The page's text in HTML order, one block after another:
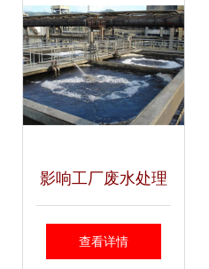
影响工厂废水处理
设备价格的核心因
查看详情